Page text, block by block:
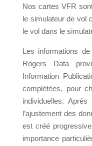
Nos cartes VFR
le simulateur de vol
le vol dans le
Les informations
Rogers Data
Information
complétées, pour
individuelles.
l’ajustement des
est créé
importance